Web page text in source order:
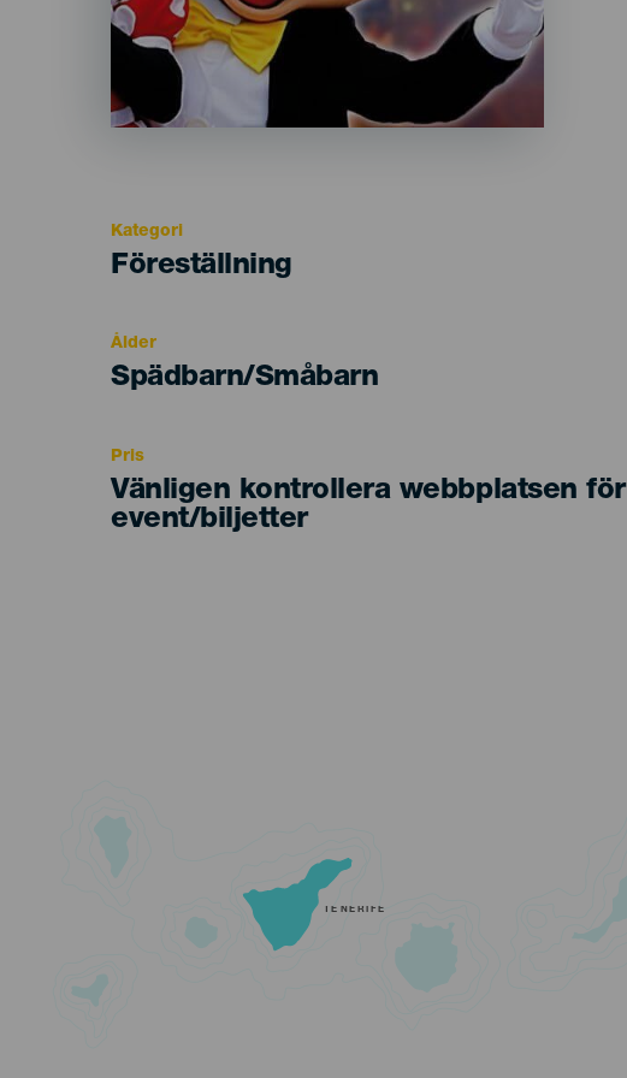
Kategori
Categoría
Föreställning
Ålder
Edad
Spädbarn/Småbarn
Pris
Vänligen kontrollera webbplatsen för
event/biljetter
TENERIFE